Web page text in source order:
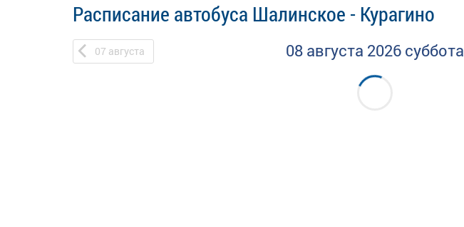
Расписание автобуса Шалинское - Курагино
07 августа 08 августа 2026 суббота